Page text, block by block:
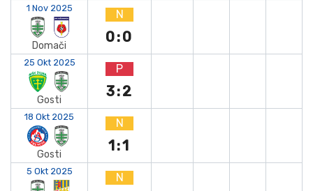
1 Nov 2025
Domači
N
0:0
25 Okt 2025
Gosti
P
3:2
18 Okt 2025
Gosti
N
1:1
5 Okt 2025 N